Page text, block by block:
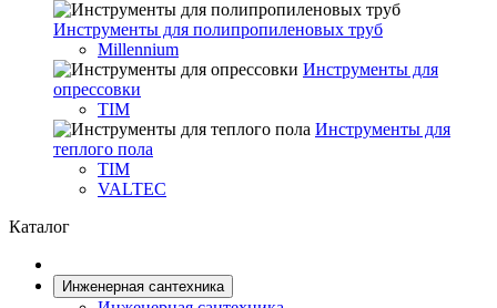
Инструменты для полипропиленовых труб
Millennium
Инструменты для
опрессовки
TIM
Инструменты для
теплого пола
TIM
VALTEC
Каталог
Инженерная сантехника